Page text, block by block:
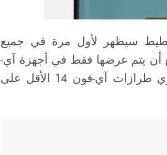
سيظهر لأول مرة في جميع
حيث من المتوقع أن يتم عرضها فقط في أجهزة آي-
فون آي-فون 14‌ البرو ماكس فقط. بينما ستحتوي طرازات ‌آي-فون 14‌ الأقل على